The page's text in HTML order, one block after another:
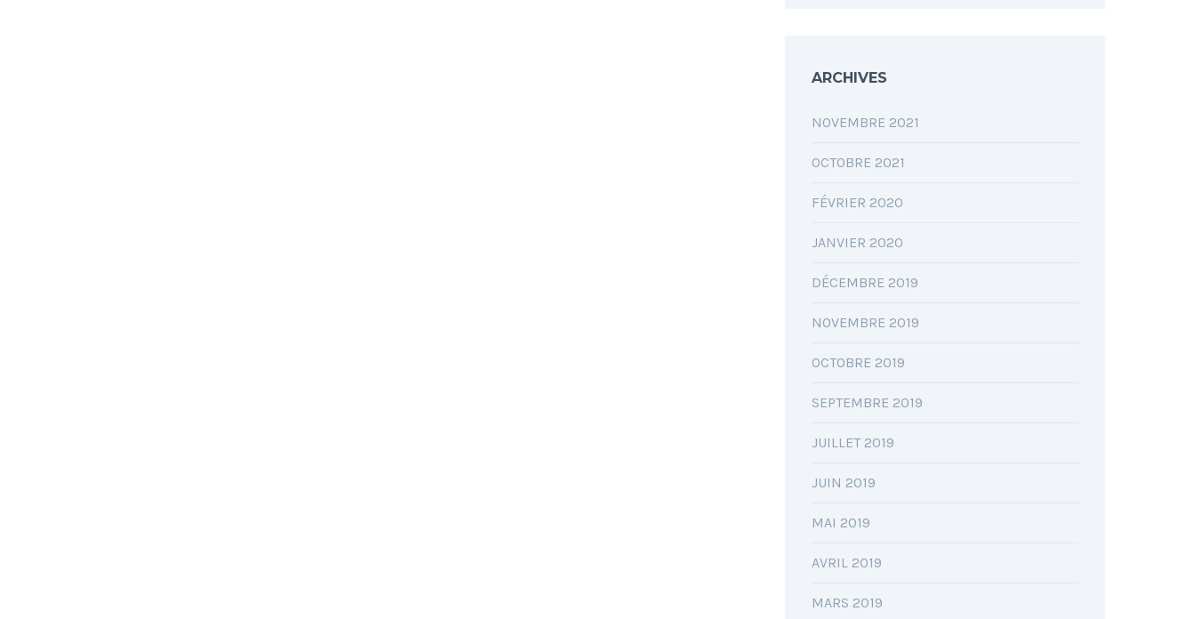
ARCHIVES
NOVEMBRE 2021
OCTOBRE 2021
FÉVRIER 2020
JANVIER 2020
DÉCEMBRE 2019
NOVEMBRE 2019
OCTOBRE 2019
SEPTEMBRE 2019
JUILLET 2019
JUIN 2019
MAI 2019
AVRIL 2019
MARS 2019